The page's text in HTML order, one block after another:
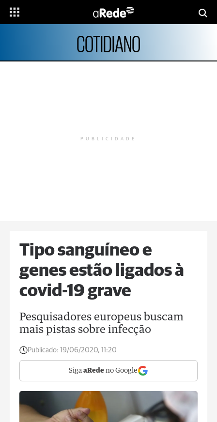
COTIDIANO
PUBLICIDADE
Tipo sanguíneo e
genes estão ligados à
covid-19 grave
Pesquisadores europeus buscam
mais pistas sobre infecção
Publicado: 19/06/2020, 11:20
Siga aRede no Google